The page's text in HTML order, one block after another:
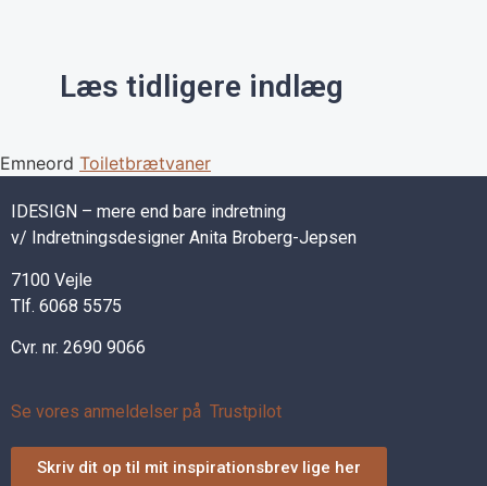
Læs tidligere indlæg
Emneord Toiletbrætvaner
IDESIGN – mere end bare indretning
v/ Indretningsdesigner Anita Broberg-Jepsen
7100 Vejle
Tlf. 6068 5575
Cvr. nr. 2690 9066
Se vores anmeldelser på Trustpilot
Skriv dit op til mit inspirationsbrev lige her